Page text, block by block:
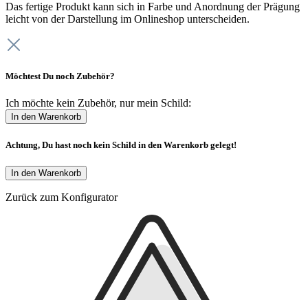
Das fertige Produkt kann sich in Farbe und Anordnung der Prägung
leicht von der Darstellung im Onlineshop unterscheiden.
Möchtest Du noch Zubehör?
Ich möchte kein Zubehör, nur mein Schild:
In den Warenkorb
Achtung, Du hast noch kein Schild in den Warenkorb gelegt!
In den Warenkorb
Zurück zum Konfigurator